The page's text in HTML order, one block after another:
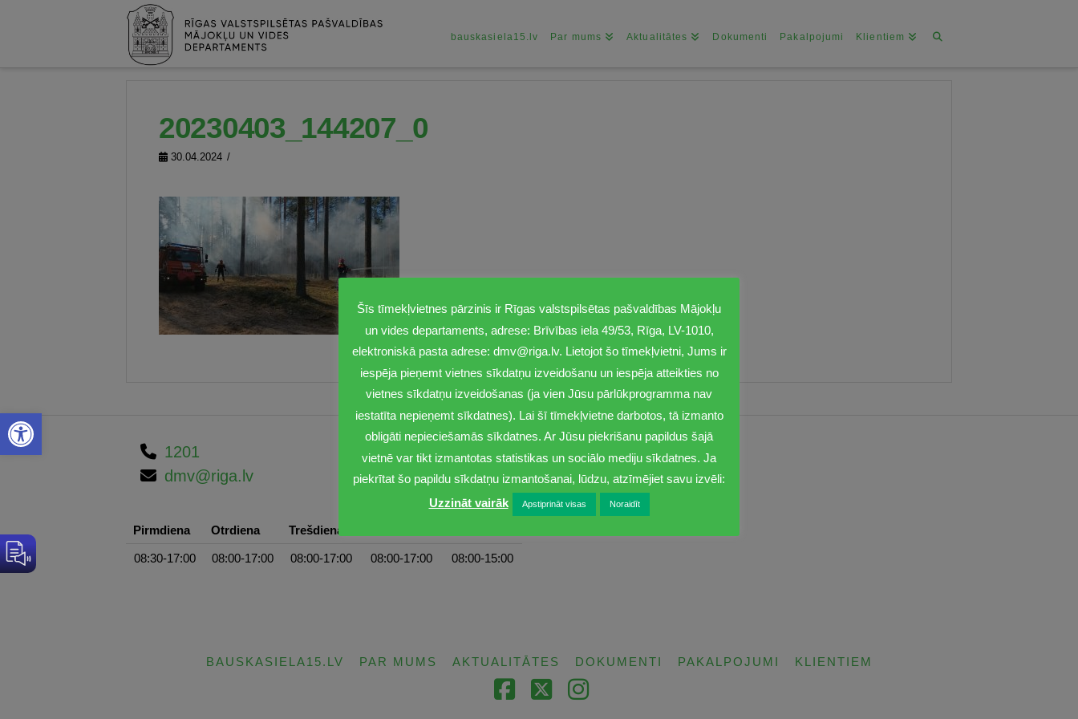
Open toolbar
bauskasiela15.lv Par mums Aktualitātes Dokumenti Pakalpojumi Klientiem
20230403_144207_0
30.04.2024
1201
dmv@riga.lv
Pirmdiena Otrdiena Trešdiena
08:30-17:00 08:00-17:00 08:00-17:00 08:00-17:00 08:00-15:00
BAUSKASIELA15.LV PAR MUMS AKTUALITĀTES DOKUMENTI PAKALPOJUMI KLIENTIEM
Facebook
X Instagram
Šīs tīmekļvietnes pārzinis ir Rīgas valstspilsētas pašvaldības Mājokļu
un vides departaments, adrese: Brīvības iela 49/53, Rīga, LV-1010,
elektroniskā pasta adrese: dmv@riga.lv. Lietojot šo tīmekļvietni, Jums ir
iespēja pieņemt vietnes sīkdatņu izveidošanu un iespēja atteikties no
vietnes sīkdatņu izveidošanas (ja vien Jūsu pārlūkprogramma nav
iestatīta nepieņemt sīkdatnes). Lai šī tīmekļvietne darbotos, tā izmanto
obligāti nepieciešamās sīkdatnes. Ar Jūsu piekrišanu papildus šajā
vietnē var tikt izmantotas statistikas un sociālo mediju sīkdatnes. Ja
piekrītat šo papildu sīkdatņu izmantošanai, lūdzu, atzīmējiet savu izvēli:
Uzzināt vairāk
Apstiprināt visas Noraidīt